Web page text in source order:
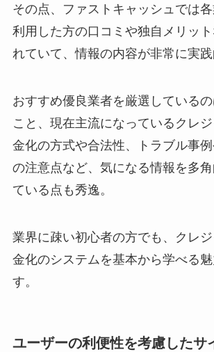
その点、ファストキャッシュでは
利用した方の口コミや独自メリッ
れていて、情報の内容が非常に実践
おすすめ優良業者を厳選している
こと、現在主流になっているクレ
金化の方式や合法性、トラブル事
の注意点など、気になる情報を多
ている点も秀逸。
業界に疎い初心者の方でも、クレ
金化のシステムを基本から学べる
す。
ユーザーの利便性を考慮したサ